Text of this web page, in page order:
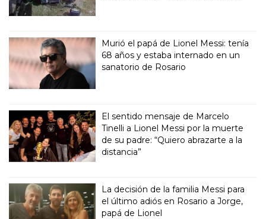
Murió el papá de Lionel Messi: tenía
68 años y estaba internado en un
sanatorio de Rosario
El sentido mensaje de Marcelo
Tinelli a Lionel Messi por la muerte
de su padre: “Quiero abrazarte a la
distancia”
La decisión de la familia Messi para
el último adiós en Rosario a Jorge,
papá de Lionel